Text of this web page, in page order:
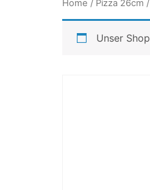
Home / Pizza 26cm
Unser